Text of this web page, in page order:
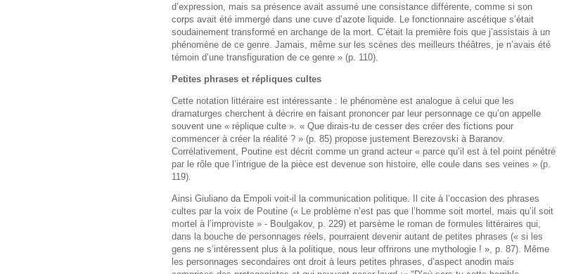
d’expression, mais sa présence avait assumé une consistance différente, comme si son
corps avait été immergé dans une cuve d’azote liquide. Le fonctionnaire ascétique s’était
soudainement transformé en archange de la mort. C’était la première fois que j’assistais à un
phénomène de ce genre. Jamais, même sur les scènes des meilleurs théâtres, je n’avais été
témoin d’une transfiguration de ce genre » (p. 110).
Petites phrases et répliques cultes
Cette notation littéraire est intéressante : le phénomène est analogue à celui que les
dramaturges cherchent à décrire en faisant prononcer par leur personnage ce qu’on appelle
souvent une « réplique culte ». « Que dirais-tu de cesser des créer des fictions pour
commencer à créer la réalité ? » (p. 85) propose justement Berezovski à Baranov.
Corrélativement, Poutine est décrit comme un grand acteur « parce qu’il est à tel point pénétré
par le rôle que l’intrigue de la pièce est devenue son histoire, elle coule dans ses veines » (p.
119).
Ainsi Giuliano da Empoli voit-il la communication politique. Il cite à l’occasion des phrases
cultes par la voix de Poutine (« Le problème n’est pas que l’homme soit mortel, mais qu’il soit
mortel à l’improviste » ‑ Boulgakov, p. 229) et parsème le roman de formules littéraires qui,
dans la bouche de personnages réels, pourraient devenir autant de petites phrases (« si les
gens ne s’intéressent plus à la politique, nous leur offrirons une mythologie ! », p. 87). Même
les personnages secondaires ont droit à leurs petites phrases, d’aspect anodin mais